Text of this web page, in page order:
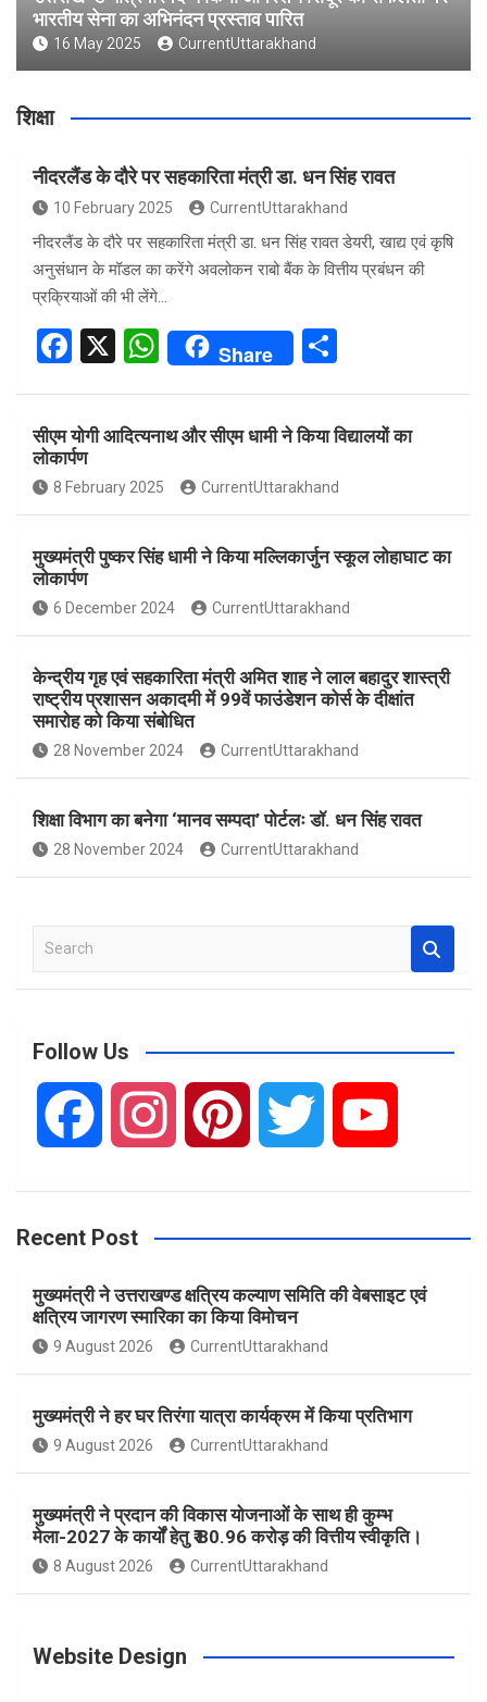
भारतीय सेना का अभिनंदन प्रस्ताव पारित
16 May 2025 CurrentUttarakhand
शिक्षा
नीदरलैंड के दौरे पर सहकारिता मंत्री डा. धन सिंह रावत
10 February 2025 CurrentUttarakhand
नीदरलैंड के दौरे पर सहकारिता मंत्री डा. धन सिंह रावत डेयरी, खाद्य एवं कृषि
अनुसंधान के मॉडल का करेंगे अवलोकन राबो बैंक के वित्तीय प्रबंधन की
प्रक्रियाओं की भी लेंगे…
F
ce
b
o
o
k
X
W
s
A
p
p
Share
ar
e
सीएम योगी आदित्यनाथ और सीएम धामी ने किया विद्यालयों का
लोकार्पण
8 February 2025 CurrentUttarakhand
मुख्यमंत्री पुष्कर सिंह धामी ने किया मल्लिकार्जुन स्कूल लोहाघाट का
लोकार्पण
6 December 2024 CurrentUttarakhand
केन्द्रीय गृह एवं सहकारिता मंत्री अमित शाह ने लाल बहादुर शास्त्री
राष्ट्रीय प्रशासन अकादमी में 99वें फाउंडेशन कोर्स के दीक्षांत
समारोह को किया संबोधित
28 November 2024 CurrentUttarakhand
शिक्षा विभाग का बनेगा ‘मानव सम्पदा’ पोर्टलः डॉ. धन सिंह रावत
28 November 2024 CurrentUttarakhand
a
c
Follow Us
c
e
b
o
o
k
s
t
a
g
r
a
n
t
e
r
e
s
i
t
e
r
u
u
Recent Post
मुख्यमंत्री ने उत्तराखण्ड क्षत्रिय कल्याण समिति की वेबसाइट एवं
क्षत्रिय जागरण स्मारिका का किया विमोचन
9 August 2026 CurrentUttarakhand
मुख्यमंत्री ने हर घर तिरंगा यात्रा कार्यक्रम में किया प्रतिभाग
9 August 2026 CurrentUttarakhand
मुख्यमंत्री ने प्रदान की विकास योजनाओं के साथ ही कुम्भ
मेला-2027 के कार्यों हेतु ₹ 80.96 करोड़ की वित्तीय स्वीकृति।
8 August 2026 CurrentUttarakhand
Website Design